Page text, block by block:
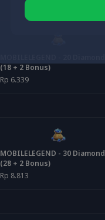
(18 + 2 Bonus)
Rp 6.339
MOBILELEGEND - 30 Diamond
(28 + 2 Bonus)
Rp 8.813